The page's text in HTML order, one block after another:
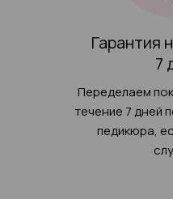
Гарантия
7
Переделаем
течение 7 дней
педикюра,